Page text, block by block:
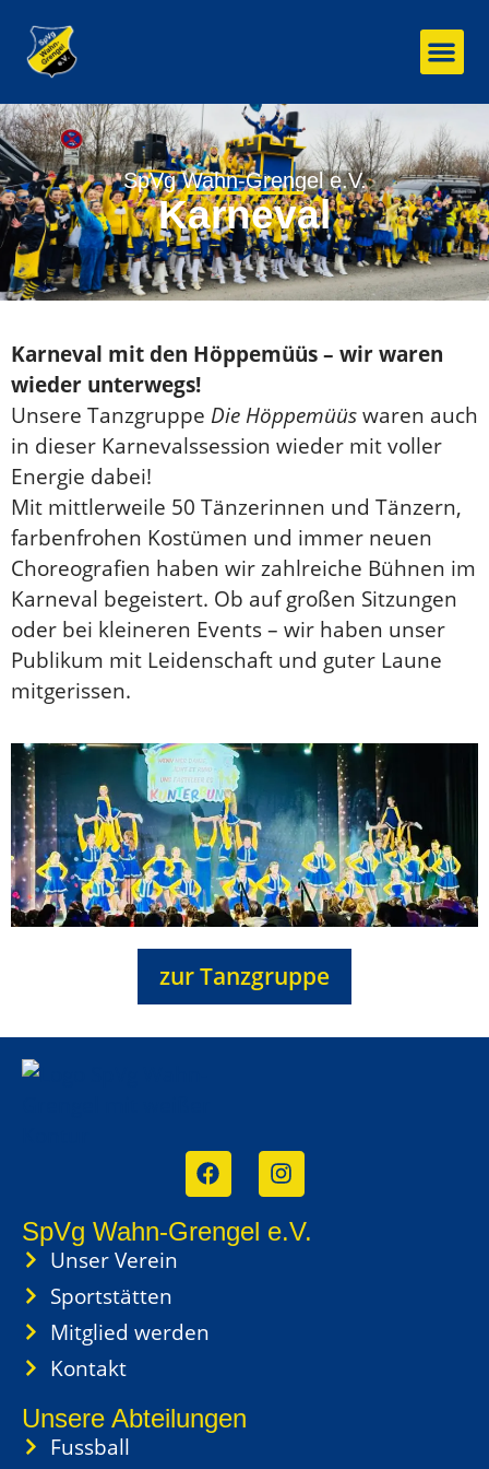
springen
SpVg Wahn-Grengel e.V.
Karneval
Karneval mit den Höppemüüs – wir waren
wieder unterwegs!
Unsere Tanzgruppe Die Höppemüüswaren auch
in dieser Karnevalssession wieder mit voller
Energie dabei!
Mit mittlerweile 50 Tänzerinnen und Tänzern,
farbenfrohen Kostümen und immer neuen
Choreografien haben wir zahlreiche Bühnen im
Karneval begeistert. Ob auf großen Sitzungen
oder bei kleineren Events – wir haben unser
Publikum mit Leidenschaft und guter Laune
mitgerissen.
zur Tanzgruppe
SpVg Wahn-Grengel e.V.
Unser Verein
Sportstätten
Mitglied werden
Kontakt
Unsere Abteilungen
Fussball